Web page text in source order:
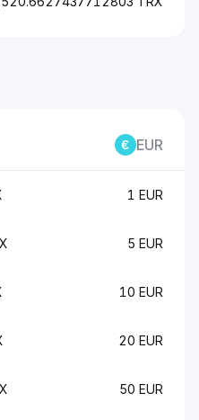
EUR
1 EUR
5 EUR
10 EUR
20 EUR
50 EUR